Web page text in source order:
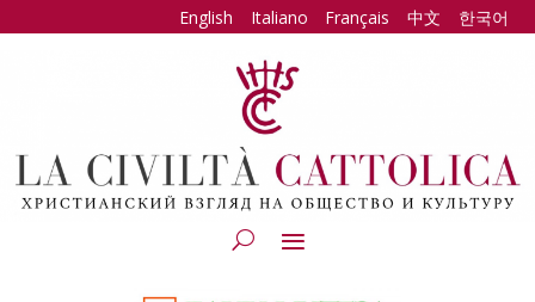
English Italiano Français 中文 한국어